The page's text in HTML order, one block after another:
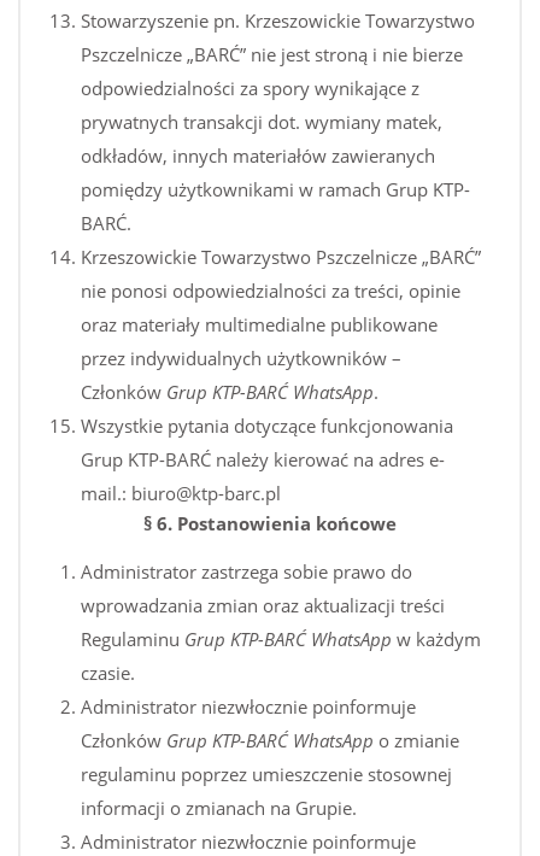
Stowarzyszenie pn. Krzeszowickie Towarzystwo
Pszczelnicze „BARĆ” nie jest stroną i nie bierze
odpowiedzialności za spory wynikające z
prywatnych transakcji dot. wymiany matek,
odkładów, innych materiałów zawieranych
pomiędzy użytkownikami w ramach Grup KTP-
BARĆ.
Krzeszowickie Towarzystwo Pszczelnicze „BARĆ”
nie ponosi odpowiedzialności za treści, opinie
oraz materiały multimedialne publikowane
przez indywidualnych użytkowników –
Członków Grup KTP-BARĆ WhatsApp.
Wszystkie pytania dotyczące funkcjonowania
Grup KTP-BARĆ należy kierować na adres e-
mail.: biuro@ktp-barc.pl
§ 6. Postanowienia końcowe
Administrator zastrzega sobie prawo do
wprowadzania zmian oraz aktualizacji treści
Regulaminu Grup KTP-BARĆ WhatsApp w każdym
czasie.
Administrator niezwłocznie poinformuje
Członków Grup KTP-BARĆ WhatsApp o zmianie
regulaminu poprzez umieszczenie stosownej
informacji o zmianach na Grupie.
Administrator niezwłocznie poinformuje